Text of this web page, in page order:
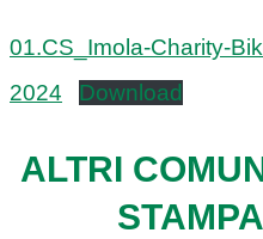
01.CS_Imola-Charity-
2024
Download
ALTRI
STAMPA